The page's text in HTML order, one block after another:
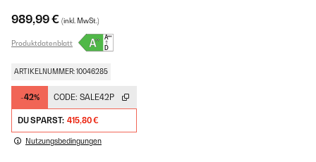
989,99 € (inkl. MwSt.)
Produktdatenblatt
ARTIKELNUMMER: 10046285
-42% CODE: SALE42P
DU SPARST: 415,80 €
Nutzungsbedingungen